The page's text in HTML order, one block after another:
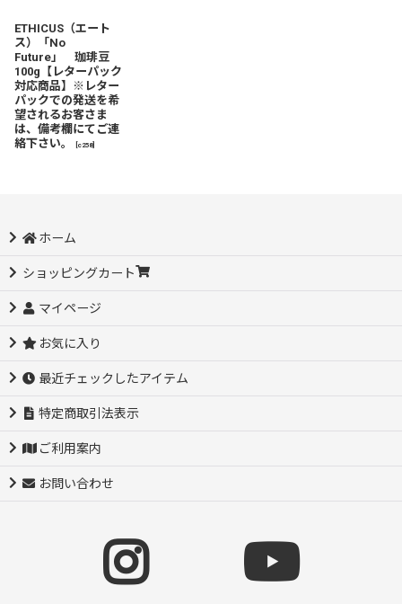
ETHICUS（エート
ス）「No
Future」 珈琲豆
100g【レターパック
対応商品】※レター
パックでの発送を希
望されるお客さま
は、備考欄にてご連
絡下さい。
c258]
ホーム
ショッピングカート
マイページ
お気に入り
最近チェックしたアイテム
特定商取引法表示
ご利用案内
お問い合わせ